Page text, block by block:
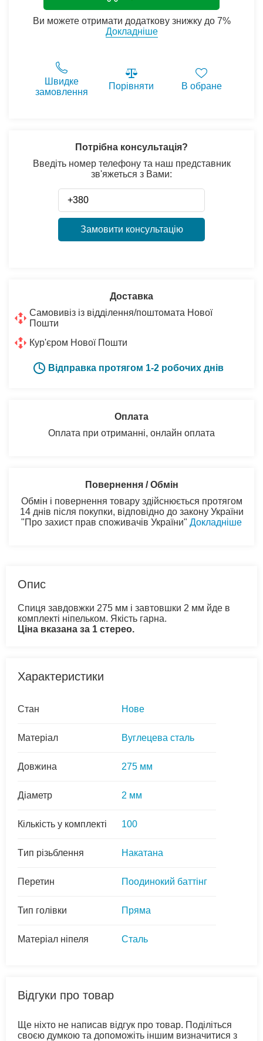
Ви можете отримати додаткову знижку до 7%
Докладніше
Швидке
замовлення
Порівняти В обране
Потрібна консультація?
Введіть номер телефону та наш представник
зв'яжеться з Вами:
Замовити консультацію
Доставка
Самовивіз із відділення/поштомата Нової
Пошти
Кур'єром Нової Пошти
Відправка протягом 1-2 робочих днів
Оплата
Оплата при отриманні, онлайн оплата
Повернення / Обмін
Обмін і повернення товару здійснюється протягом
14 днів після покупки, відповідно до закону України
"Про захист прав споживачів України" Докладніше
Опис
Спиця завдовжки 275 мм і завтовшки 2 мм йде в
комплекті ніпельком. Якість гарна.
Ціна вказана за 1 стерео.
Характеристики
Стан Нове
Матеріал Вуглецева сталь
Довжина 275 мм
Діаметр 2 мм
Кількість у комплекті 100
Тип різьблення Накатана
Перетин Поодинокий баттінг
Тип голівки Пряма
Матеріал ніпеля Сталь
Відгуки про товар
Ще ніхто не написав відгук про товар. Поділіться
своєю думкою та допоможіть іншим визначитися з